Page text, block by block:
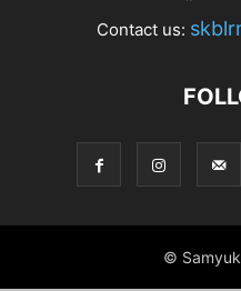
Contact us:
©